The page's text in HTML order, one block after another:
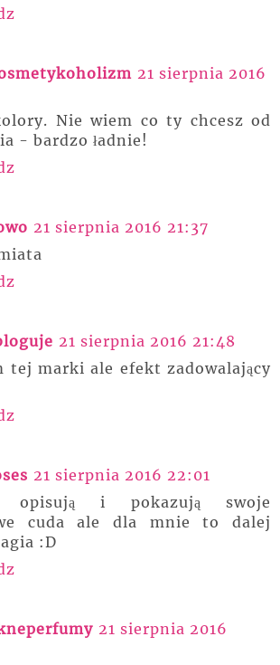
21 sierpnia 2016
Nie wiem co ty chcesz od
- bardzo ładnie!
21 sierpnia 2016 21:37
21 sierpnia 2016 21:48
tej marki ale efekt zadowalający
21 sierpnia 2016 22:01
opisują i pokazują swoje
cuda ale dla mnie to dalej
:D
21 sierpnia 2016